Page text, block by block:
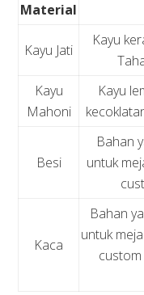
Material
Kayu Jati
Kayu
Kayu
Mahoni
Kayu
Besi
Bahan
untuk
Kaca
Bahan
untuk